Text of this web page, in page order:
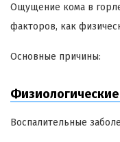
Ощущение кома в
факторов, как
Основные причины:
Воспалительные